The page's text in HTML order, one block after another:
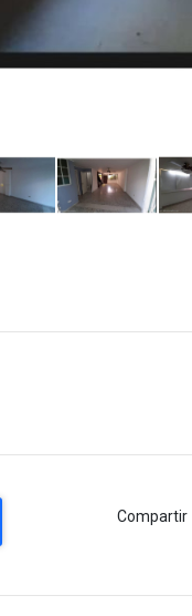
Compartir